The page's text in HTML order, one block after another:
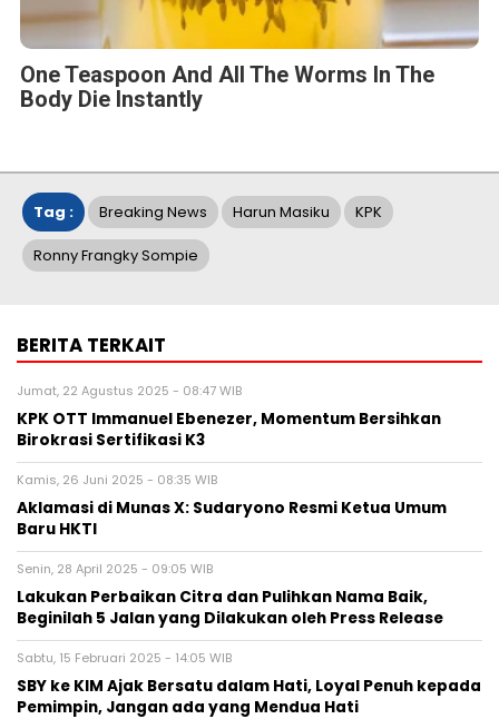
One Teaspoon And All The Worms In The
Body Die Instantly
Tag : Breaking News Harun Masiku KPK
Ronny Frangky Sompie
BERITA TERKAIT
Jumat, 22 Agustus 2025 - 08:47 WIB
KPK OTT Immanuel Ebenezer, Momentum Bersihkan
Birokrasi Sertifikasi K3
Kamis, 26 Juni 2025 - 08:35 WIB
Aklamasi di Munas X: Sudaryono Resmi Ketua Umum
Baru HKTI
Senin, 28 April 2025 - 09:05 WIB
Lakukan Perbaikan Citra dan Pulihkan Nama Baik,
Beginilah 5 Jalan yang Dilakukan oleh Press Release
Sabtu, 15 Februari 2025 - 14:05 WIB
SBY ke KIM Ajak Bersatu dalam Hati, Loyal Penuh kepada
Pemimpin, Jangan ada yang Mendua Hati